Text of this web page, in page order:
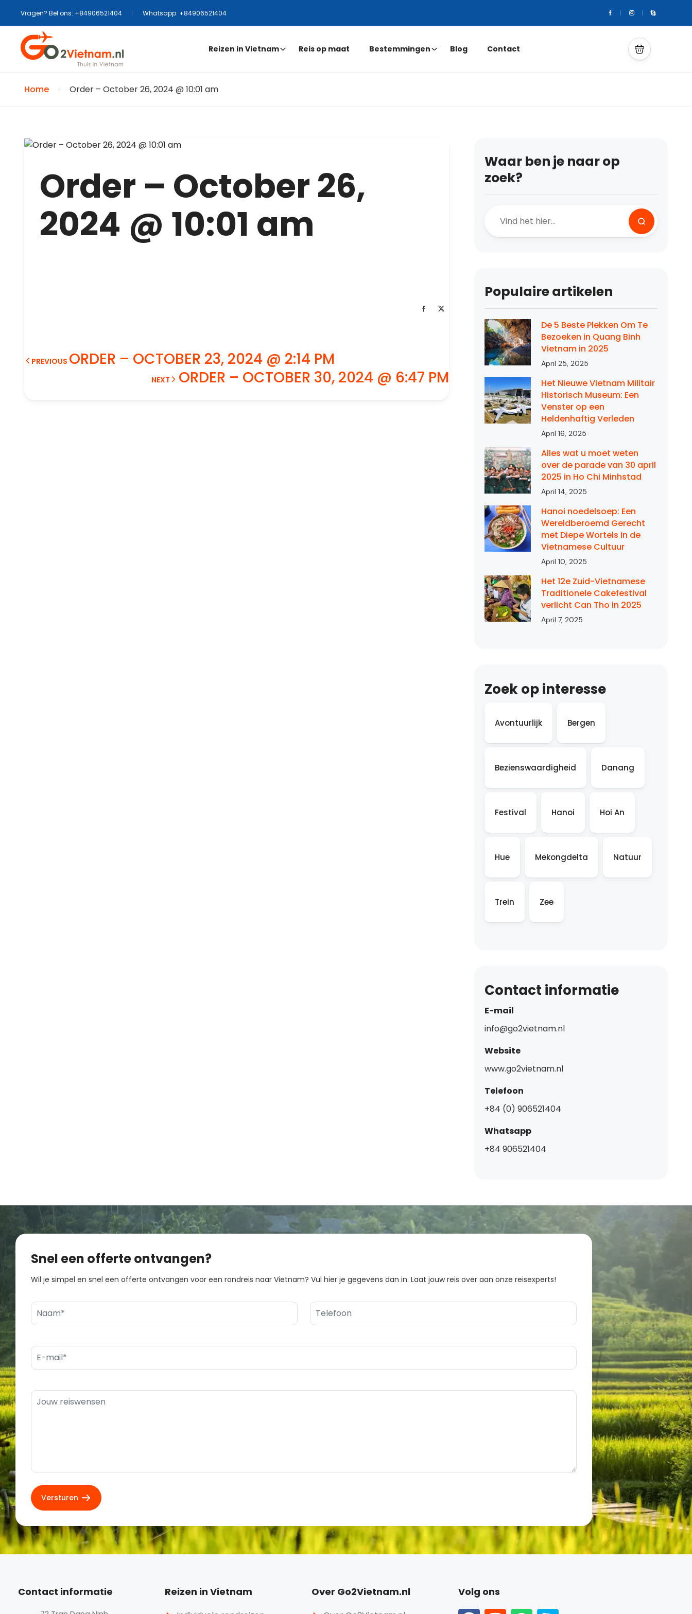
Vragen? Bel ons: +84906521404 Whatsapp: +84906521404
Reizen in Vietnam Reis op maat Bestemmingen Blog Contact
Home Order – October 26, 2024 @ 10:01 am
Order – October 26,
2024 @ 10:01 am
PREVIOUS ORDER – OCTOBER 23, 2024 @ 2:14 PM
NEXT ORDER – OCTOBER 30, 2024 @ 6:47 PM
Waar ben je naar op
zoek?
Populaire artikelen
De 5 Beste Plekken Om Te
Bezoeken in Quang Binh
Vietnam in 2025
April 25, 2025
Het Nieuwe Vietnam Militair
Historisch Museum: Een
Venster op een
Heldenhaftig Verleden
April 16, 2025
Alles wat u moet weten
over de parade van 30 april
2025 in Ho Chi Minhstad
April 14, 2025
Hanoi noedelsoep: Een
Wereldberoemd Gerecht
met Diepe Wortels in de
Vietnamese Cultuur
April 10, 2025
Het 12e Zuid-Vietnamese
Traditionele Cakefestival
verlicht Can Tho in 2025
April 7, 2025
Zoek op interesse
Avontuurlijk Bergen
Bezienswaardigheid Danang
Festival Hanoi Hoi An
Hue Mekongdelta Natuur
Trein Zee
Contact informatie
E-mail
info@go2vietnam.nl
Website
www.go2vietnam.nl
Telefoon
+84 (0) 906521404
Whatsapp
+84 906521404
Snel een offerte ontvangen?
Wil je simpel en snel een offerte ontvangen voor een rondreis naar Vietnam? Vul hier je gegevens dan in. Laat jouw reis over aan onze reisexperts!
Contact informatie Reizen in Vietnam Over Go2Vietnam.nl Volg ons